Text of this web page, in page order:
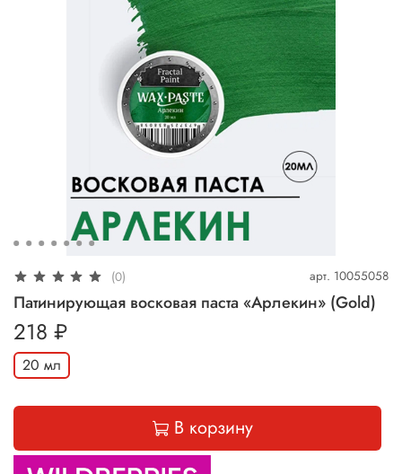
(0) арт. 10055058
Патинирующая восковая паста «Арлекин» (Gold)
218 ₽
20 мл
В корзину